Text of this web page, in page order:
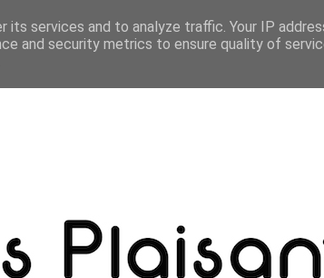
services and to analyze traffic. Your IP
and security metrics to ensure quality of